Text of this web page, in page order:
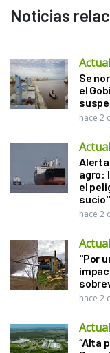
Noticias
Se
el
hace 2
agro:
el
sucio"
hace 2
"Por
hace 2
“Alta